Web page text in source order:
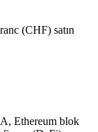
(CHF) satın
Ethereum blok